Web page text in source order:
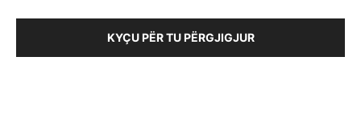
KYÇU PËR TU PËRGJIGJUR